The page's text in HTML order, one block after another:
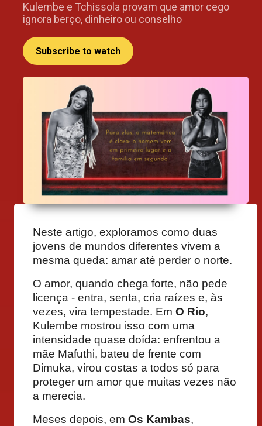
Kulembe e Tchissola provam que amor cego
ignora berço, dinheiro ou conselho
Subscribe to watch
Neste artigo, exploramos como duas
jovens de mundos diferentes vivem a
mesma queda: amar até perder o norte.
O amor, quando chega forte, não pede
licença - entra, senta, cria raízes e, às
vezes, vira tempestade. Em O Rio,
Kulembe mostrou isso com uma
intensidade quase doída: enfrentou a
mãe Mafuthi, bateu de frente com
Dimuka, virou costas a todos só para
proteger um amor que muitas vezes não
a merecia.
Meses depois, em Os Kambas,